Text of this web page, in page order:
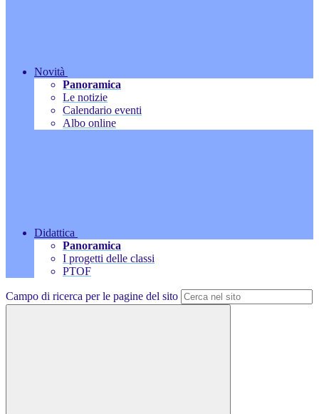
Novità
Panoramica
Le notizie
Calendario eventi
Albo online
Didattica
Panoramica
I progetti delle classi
PTOF
Campo di ricerca per le pagine del sito